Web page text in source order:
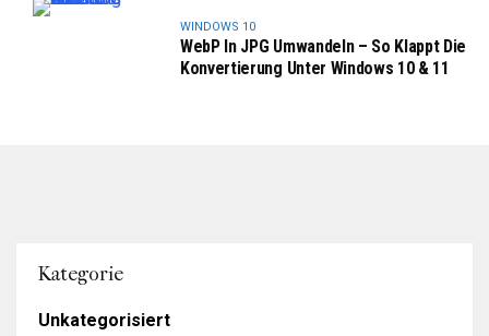
WINDOWS 10
WebP In JPG Umwandeln – So Klappt Die
Konvertierung Unter Windows 10 & 11
Kategorie
Unkategorisiert